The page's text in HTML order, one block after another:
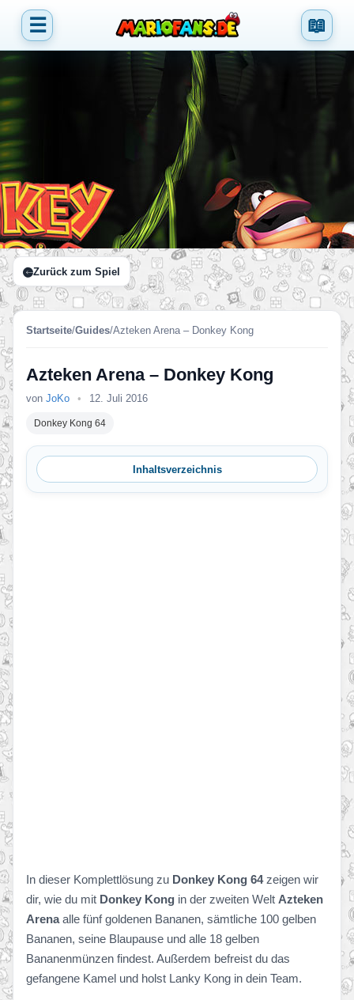
☰ 📖
Zurück zum Spiel
Startseite/Guides/Azteken Arena – Donkey Kong
Azteken Arena – Donkey Kong
von JoKo • 12. Juli 2016
Donkey Kong 64
Inhaltsverzeichnis
In dieser Komplettlösung zu Donkey Kong 64zeigen wir
dir, wie du mit Donkey Kong in der zweiten Welt Azteken
Arenaalle fünf goldenen Bananen, sämtliche 100 gelben
Bananen, seine Blaupause und alle 18 gelben
Bananenmünzen findest. Außerdem befreist du das
gefangene Kamel und holst Lanky Kong in dein Team.